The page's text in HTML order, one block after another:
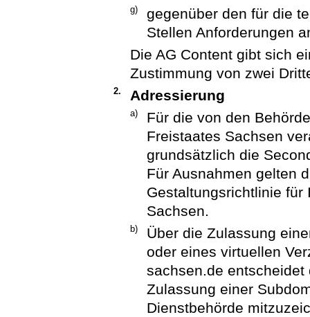
g)
gegenüber den für die
Stellen Anforderungen
Die AG Content gibt sich
Zustimmung von zwei
2. Adressierung
a)
Für die von den
Freistaates Sachsen
grundsätzlich die
Für Ausnahmen gelten
Gestaltungsrichtlinie für
Sachsen.
b)
Über die Zulassung
oder eines virtuellen
sachsen.de
Zulassung einer
Dienstbehörde